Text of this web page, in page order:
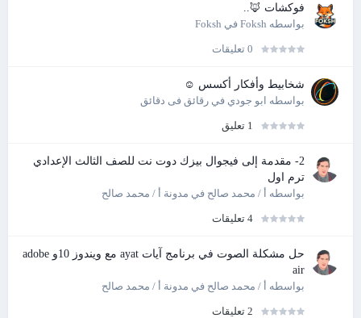
فوكشات 🦊..
بواسطهFokshفي Foksh
0 تعليقات
شخابيط وأفكار أكسس ☺
بواسطهابو جوديفي رقائق فى دقائق
2- مقدمة إلى فيجوال بيزك دوت نت للصف الثالث الإعدادي
ترم اول
بواسطهأ / محمد صالحفي مدونة أ / محمد صالح
4 تعليقات
حل مشكلة الصوت في برنامج آيات ayat مع ويندوز 10و adobe
air
بواسطهأ / محمد صالحفي مدونة أ / محمد صالح
2 تعليقات